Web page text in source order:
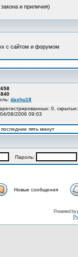
и приличия)
с сайтом и форумом
840
dashu18
0,
08/2006 09:03
пять минут
Пароль:
Новые сообщения
Powered by